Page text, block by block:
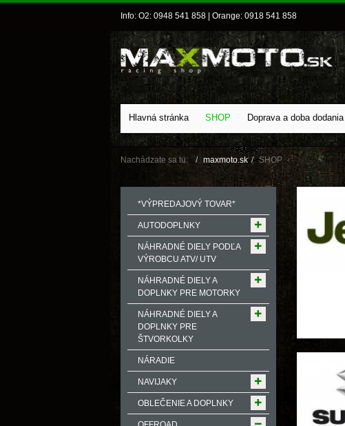
Info: O2: 0948 541 858 | Orange: 0918 541 858
Hlavná stránka SHOP Doprava a doba dodania
Nachádzate sa tu: maxmoto.sk SHOP
*VÝPREDAJOVÝ TOVAR*
AUTODOPLNKY
NÁHRADNÉ DIELY PODĽA
VÝROBCU ATV/ UTV
NÁHRADNÉ DIELY A
DOPLNKY PRE MOTORKY
NÁHRADNÉ DIELY A
DOPLNKY PRE
ŠTVORKOLKY
NÁRADIE
NAVIJAKY
OBLEČENIE A DOPLNKY